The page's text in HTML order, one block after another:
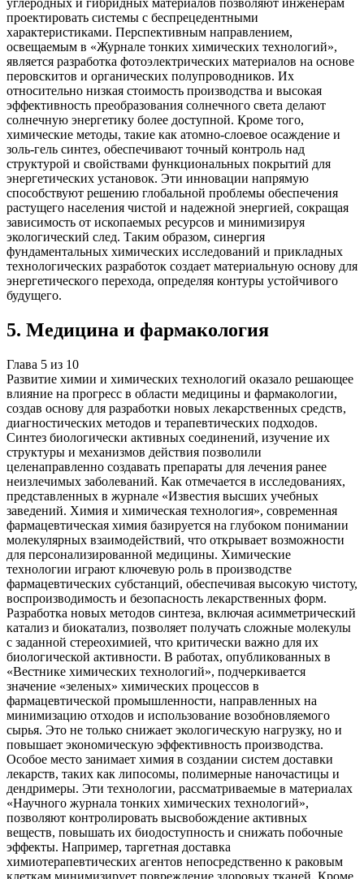
углеродных и гибридных материалов позволяют инженерам
проектировать системы с беспрецедентными
характеристиками. Перспективным направлением,
освещаемым в «Журнале тонких химических технологий»,
является разработка фотоэлектрических материалов на основе
перовскитов и органических полупроводников. Их
относительно низкая стоимость производства и высокая
эффективность преобразования солнечного света делают
солнечную энергетику более доступной. Кроме того,
химические методы, такие как атомно-слоевое осаждение и
золь-гель синтез, обеспечивают точный контроль над
структурой и свойствами функциональных покрытий для
энергетических установок. Эти инновации напрямую
способствуют решению глобальной проблемы обеспечения
растущего населения чистой и надежной энергией, сокращая
зависимость от ископаемых ресурсов и минимизируя
экологический след. Таким образом, синергия
фундаментальных химических исследований и прикладных
технологических разработок создает материальную основу для
энергетического перехода, определяя контуры устойчивого
будущего.
5. Медицина и фармакология
Глава 5 из 10
Развитие химии и химических технологий оказало решающее
влияние на прогресс в области медицины и фармакологии,
создав основу для разработки новых лекарственных средств,
диагностических методов и терапевтических подходов.
Синтез биологически активных соединений, изучение их
структуры и механизмов действия позволили
целенаправленно создавать препараты для лечения ранее
неизлечимых заболеваний. Как отмечается в исследованиях,
представленных в журнале «Известия высших учебных
заведений. Химия и химическая технология», современная
фармацевтическая химия базируется на глубоком понимании
молекулярных взаимодействий, что открывает возможности
для персонализированной медицины. Химические
технологии играют ключевую роль в производстве
фармацевтических субстанций, обеспечивая высокую чистоту,
воспроизводимость и безопасность лекарственных форм.
Разработка новых методов синтеза, включая асимметрический
катализ и биокатализ, позволяет получать сложные молекулы
с заданной стереохимией, что критически важно для их
биологической активности. В работах, опубликованных в
«Вестнике химических технологий», подчеркивается
значение «зеленых» химических процессов в
фармацевтической промышленности, направленных на
минимизацию отходов и использование возобновляемого
сырья. Это не только снижает экологическую нагрузку, но и
повышает экономическую эффективность производства.
Особое место занимает химия в создании систем доставки
лекарств, таких как липосомы, полимерные наночастицы и
дендримеры. Эти технологии, рассматриваемые в материалах
«Научного журнала тонких химических технологий»,
позволяют контролировать высвобождение активных
веществ, повышать их биодоступность и снижать побочные
эффекты. Например, таргетная доставка
химиотерапевтических агентов непосредственно к раковым
клеткам минимизирует повреждение здоровых тканей. Кроме